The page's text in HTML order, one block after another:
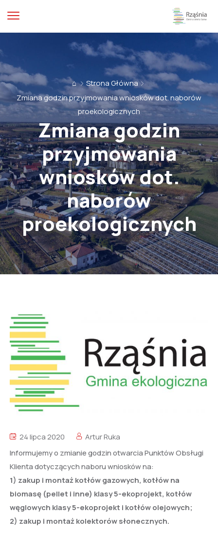
⌂
Strona Główna
Zmiana godzin przyjmowania wniosków dot. naborów
proekologicznych
Zmiana godzin
przyjmowania
wniosków dot.
naborów
proekologicznych
24 lipca 2020
Artur Ruka
Informujemy o zmianie godzin otwarcia Punktów Obsługi
Klienta dotyczących naboru wniosków na:
1) zakup i montaż kotłów gazowych, kotłów na
biomasę (pellet i inne) klasy 5-ekoprojekt, kotłów
węglowych klasy 5-ekoprojekt i kotłów olejowych;
2) zakup i montaż kolektorów słonecznych.